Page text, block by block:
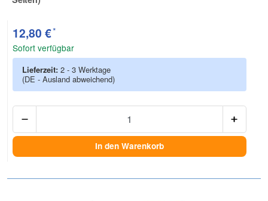
Zur Artikelbewertung
12,80 €*
Sofort verfügbar
Lieferzeit: 2 - 3 Werktage
(DE - Ausland abweichend)
In den Warenkorb